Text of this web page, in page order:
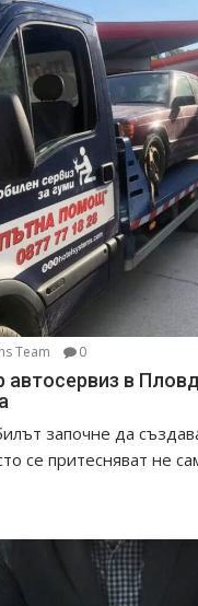
Team 0
в
започне да
се притесняват не